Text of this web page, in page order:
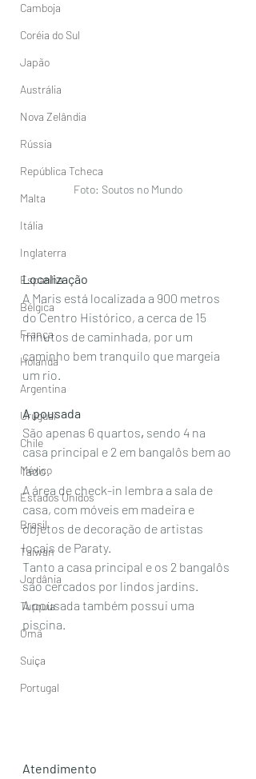
Camboja
Coréia do Sul
Japão
Austrália
Nova Zelândia
Rússia
República Tcheca
Malta
Itália
Inglaterra
Espanha
Bélgica
França
Holanda
Argentina
Uruguai
Chile
México
Estados Unidos
Brasil
Taiwan
Jordânia
Turquia
Omã
Suiça
Portugal
Foto: Soutos no Mundo
Localização
A Maris está localizada a 900 metros
do Centro Histórico, a cerca de 15
minutos de caminhada, por um
caminho bem tranquilo que margeia
um rio.
A pousada
São apenas 6 quartos, sendo 4 na
casa principal e 2 em bangalôs bem ao
lado.
A área de check-in lembra a sala de
casa, com móveis em madeira e
objetos de decoração de artistas
locais de Paraty.
Tanto a casa principal e os 2 bangalôs
são cercados por lindos jardins.
A pousada também possui uma
piscina.
Atendimento